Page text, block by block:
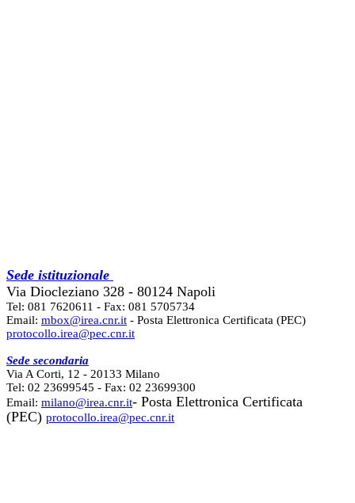
Sede istituzionale
Via Diocleziano 328 - 80124 Napoli
Tel: 081 7620611 - Fax: 081 5705734
Email: mbox@irea.cnr.it - Posta Elettronica Certificata (PEC)
protocollo.irea@pec.cnr.it
Sede secondaria
Via A Corti, 12 - 20133 Milano
Tel: 02 23699545 - Fax: 02 23699300
Email: milano@irea.cnr.it- Posta Elettronica Certificata
(PEC) protocollo.irea@pec.cnr.it